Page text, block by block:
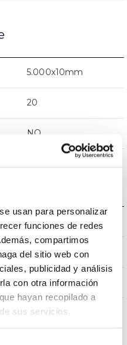
usan para personalizar
funciones de redes
compartimos
del sitio web con
publicidad y análisis
con otra información
hayan recopilado a
sus servicios.
5.000x10mm
20
NO
6.500K
>90
120